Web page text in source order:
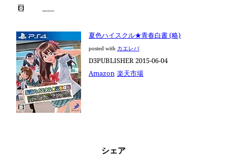
夏色ハイスクル★青春白書 (略)
posted with カエレバ
D3PUBLISHER 2015-06-04
Amazon 楽天市場
シェア